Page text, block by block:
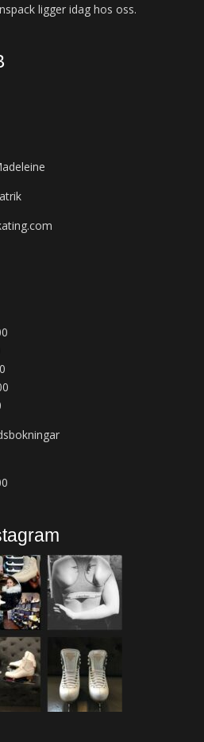
ligger idag hos oss.